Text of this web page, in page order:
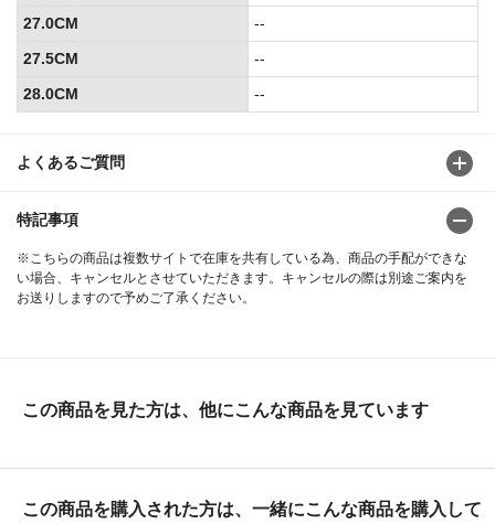
よくあるご質問
特記事項
※こちらの商品は複数サイトで在庫を共有している為、商品の手配ができな
い場合、キャンセルとさせていただきます。キャンセルの際は別途ご案内を
お送りしますので予めご了承ください。
27.0CM
--
27.5CM
--
28.0CM
--
この商品を見た方は、他にこんな商品を見ています
この商品を購入された方は、一緒にこんな商品を購入して